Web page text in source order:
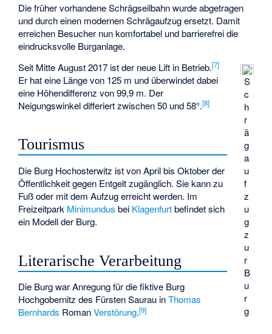
Die früher vorhandene Schrägseilbahn wurde abgetragen
und durch einen modernen Schrägaufzug ersetzt. Damit
erreichen Besucher nun komfortabel und barrierefrei die
eindrucksvolle Burganlage.
S
c
h
r
ä
g
a
u
f
z
u
g
z
u
r
B
u
r
g
Seit Mitte August 2017 ist der neue Lift in Betrieb.[7]
Er hat eine Länge von 125 m und überwindet dabei
eine Höhendifferenz von 99,9 m. Der
Neigungswinkel differiert zwischen 50 und 58°.[8]
Tourismus
Die Burg Hochosterwitz ist von April bis Oktober der
Öffentlichkeit gegen Entgelt zugänglich. Sie kann zu
Fuß oder mit dem Aufzug erreicht werden. Im
Freizeitpark Minimundus bei Klagenfurtbefindet sich
ein Modell der Burg.
Literarische Verarbeitung
Die Burg war Anregung für die fiktive Burg
Hochgobernitz des Fürsten Saurau inThomas
Bernhards RomanVerstörung.[9]